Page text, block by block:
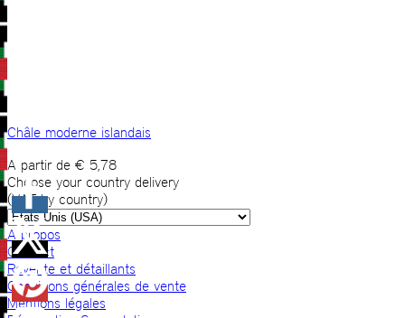
Châle moderne islandais
A partir de € 5,78
Choose your country delivery
(VAT by country)
A propos
Contact
Revente et détaillants
Conditions générales de vente
Mentions légales